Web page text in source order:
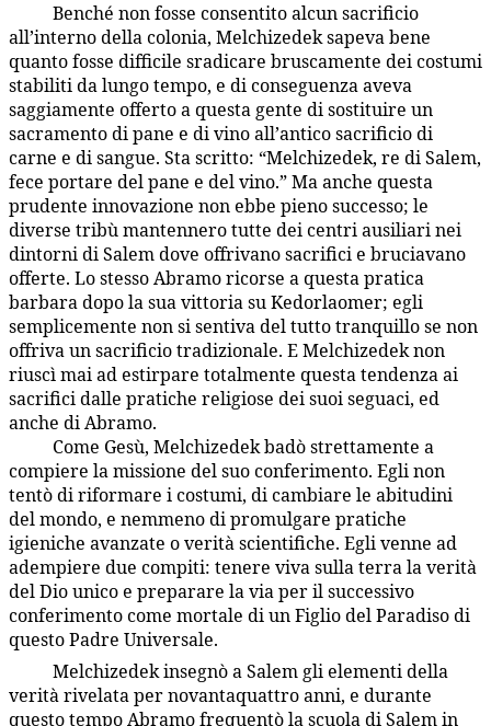
Benché non fosse consentito alcun sacrificio
all’interno della colonia, Melchizedek sapeva bene
quanto fosse difficile sradicare bruscamente dei costumi
stabiliti da lungo tempo, e di conseguenza aveva
saggiamente offerto a questa gente di sostituire un
sacramento di pane e di vino all’antico sacrificio di
carne e di sangue. Sta scritto: “Melchizedek, re di Salem,
fece portare del pane e del vino.” Ma anche questa
prudente innovazione non ebbe pieno successo; le
diverse tribù mantennero tutte dei centri ausiliari nei
dintorni di Salem dove offrivano sacrifici e bruciavano
offerte. Lo stesso Abramo ricorse a questa pratica
barbara dopo la sua vittoria su Kedorlaomer; egli
semplicemente non si sentiva del tutto tranquillo se non
offriva un sacrificio tradizionale. E Melchizedek non
riuscì mai ad estirpare totalmente questa tendenza ai
sacrifici dalle pratiche religiose dei suoi seguaci, ed
anche di Abramo.
Come Gesù, Melchizedek badò strettamente a
compiere la missione del suo conferimento. Egli non
tentò di riformare i costumi, di cambiare le abitudini
del mondo, e nemmeno di promulgare pratiche
igieniche avanzate o verità scientifiche. Egli venne ad
adempiere due compiti: tenere viva sulla terra la verità
del Dio unico e preparare la via per il successivo
conferimento come mortale di un Figlio del Paradiso di
questo Padre Universale.
Melchizedek insegnò a Salem gli elementi della
verità rivelata per novantaquattro anni, e durante
questo tempo Abramo frequentò la scuola di Salem in